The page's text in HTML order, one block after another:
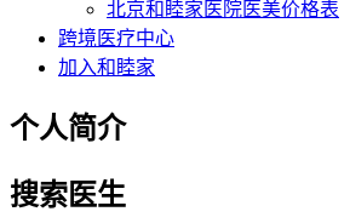
北京和睦家医院医美价格表
跨境医疗中心
加入和睦家
个人简介
搜索医生